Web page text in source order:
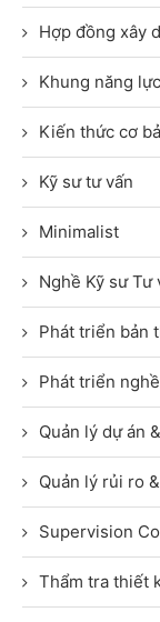
Hợp đồng xây
Khung năng
Kiến thức cơ
Kỹ sư tư vấn
Minimalist
Nghề Kỹ sư Tư
Phát triển bản
Phát triển
Quản lý dự án
Quản lý rủi ro
Supervision
Thẩm tra thiết